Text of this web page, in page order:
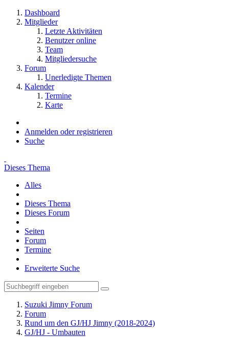
Dashboard
Mitglieder
Letzte Aktivitäten
Benutzer online
Team
Mitgliedersuche
Forum
Unerledigte Themen
Kalender
Termine
Karte
Anmelden oder registrieren
Suche
Dieses Thema
Alles
Dieses Thema
Dieses Forum
Seiten
Forum
Termine
Erweiterte Suche
Suzuki Jimny Forum
Forum
Rund um den GJ/HJ Jimny (2018-2024)
GJ/HJ - Umbauten